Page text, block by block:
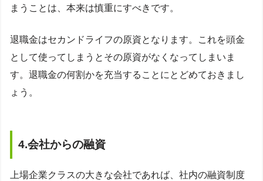
まうことは、本来は慎重にすべきです。
退職金はセカンドライフの原資となります。これを頭金
として使ってしまうとその原資がなくなってしまいま
す。退職金の何割かを充当することにとどめておきまし
ょう。
4.会社からの融資
上場企業クラスの大きな会社であれば、社内の融資制度